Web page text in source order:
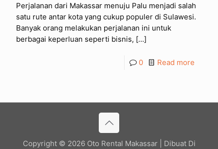
Perjalanan dari Makassar menuju Palu menjadi salah
satu rute antar kota yang cukup populer di Sulawesi.
Banyak orang melakukan perjalanan ini untuk
berbagai keperluan seperti bisnis, […]
0 Read more
Copyright © 2026 Oto Rental Makassar | Dibuat Di